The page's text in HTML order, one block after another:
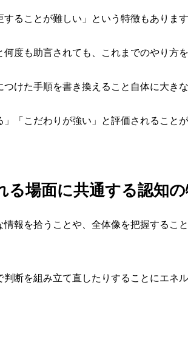
ることが難しい」という特徴もあります
度も助言されても、これまでのやり方
けた手順を書き換えること自体に大き
「こだわりが強い」と評価されること
る場面に共通する認知
報を拾うことや、全体像を把握するこ
断を組み立て直したりすることにエネ